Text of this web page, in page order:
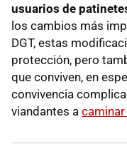
usuarios de
los cambios más
DGT, estas
protección, pero
que conviven, en
convivencia
viandantes a